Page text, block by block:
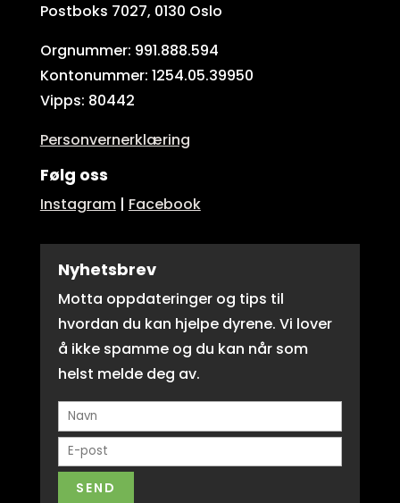
Postboks 7027, 0130 Oslo
Orgnummer: 991.888.594
Kontonummer: 1254.05.39950
Vipps: 80442
Personvernerklæring
Følg oss
Instagram| Facebook
Nyhetsbrev
Motta oppdateringer og tips til
hvordan du kan hjelpe dyrene. Vi lover
å ikke spamme og du kan når som
helst melde deg av.